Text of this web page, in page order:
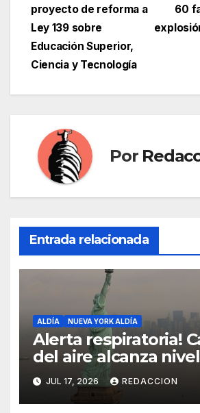
de
entradas
60
proyecto de reforma a
Ley 139 sobre
Educación Superior,
Ciencia y Tecnología
Por
Entrada relacionada
ALDÍA NUEVA YORK ALDÍA
Alerta respiratoria!
del aire alcanza
peligrosos en NYC
JUL 17, 2026 REDACCION